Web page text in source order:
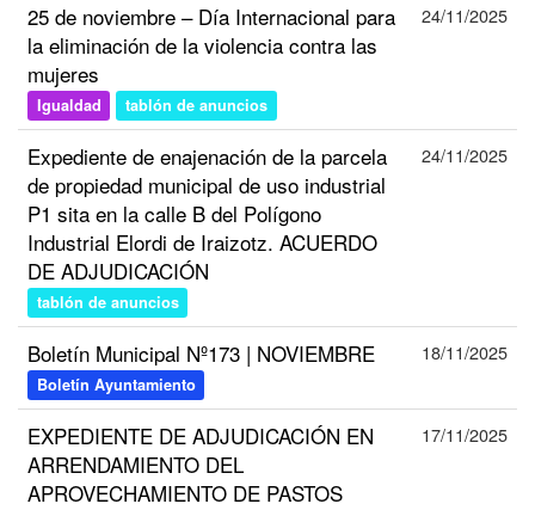
25 de noviembre – Día Internacional para
la eliminación de la violencia contra las
mujeres
Igualdad tablón de anuncios
24/11/2025
Expediente de enajenación de la parcela
de propiedad municipal de uso industrial
P1 sita en la calle B del Polígono
Industrial Elordi de Iraizotz. ACUERDO
DE ADJUDICACIÓN
tablón de anuncios
24/11/2025
Boletín Municipal Nº173 | NOVIEMBRE
Boletín Ayuntamiento
18/11/2025
EXPEDIENTE DE ADJUDICACIÓN EN
ARRENDAMIENTO DEL
APROVECHAMIENTO DE PASTOS
17/11/2025